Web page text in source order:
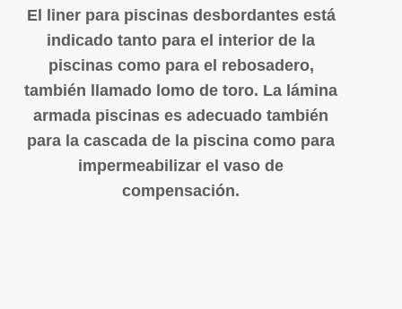
El liner para piscinas desbordantes está
indicado tanto para el interior de la
piscinas como para el rebosadero,
también llamado lomo de toro. La lámina
armada piscinas es adecuado también
para la cascada de la piscina como para
impermeabilizar el vaso de
compensación.